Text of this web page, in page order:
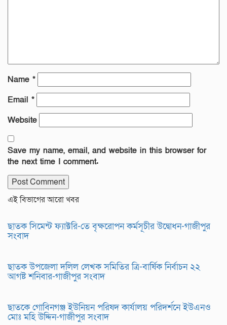
Name *
Email *
Website
Save my name, email, and website in this browser for
the next time I comment.
এই বিভাগের আরো খবর
ছাতক সিমেন্ট ফ্যাক্টরি-তে বৃক্ষরোপন কর্মসূচীর উদ্বোধন-গাজীপুর
সংবাদ
ছাতক উপজেলা দলিল লেখক সমিতির ত্রি-বার্ষিক নির্বাচন ২২
আগষ্ট শনিবার-গাজীপুর সংবাদ
ছাতকে গোবিনগঞ্জ ইউনিয়ন পরিষদ কার্যালয় পরিদর্শনে ইউএনও
মোঃ মহি উদ্দিন-গাজীপুর সংবাদ